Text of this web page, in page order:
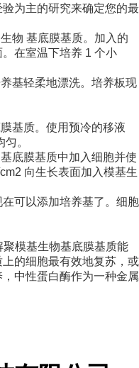
为主的研究来确定您的最
物 基底膜基质。加入的
在室温下培养 1 个小
基轻柔地漂洗。培养板现
基质。使用预冷的移液
。
底膜基质中加入细胞并使
向生长表面加入模基生
可以添加培养基了。细胞
模基生物基底膜基质能
的细胞最有效地复苏，或
中性蛋白酶作为一种金属